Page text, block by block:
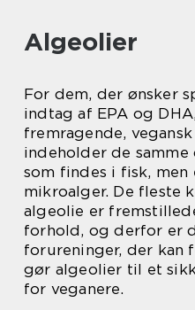
Algeolier
For dem, der ønsker
indtag af EPA og
fremragende,
indeholder de
som findes i fisk,
mikroalger. De fleste
algeolie er
forhold, og derfor er
forureninger, der kan
gør algeolier til et
for veganere.